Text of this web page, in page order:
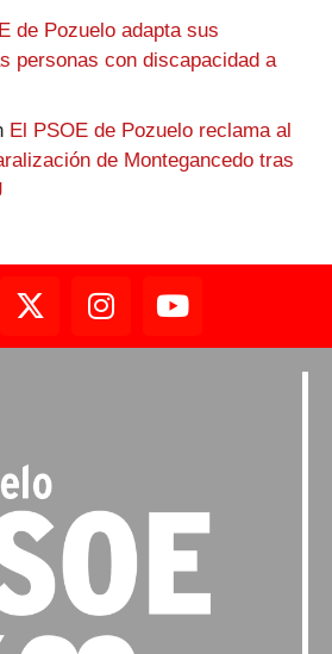
de Pozuelo adapta sus
personas con discapacidad a
El PSOE de Pozuelo reclama al
de Montegancedo tras